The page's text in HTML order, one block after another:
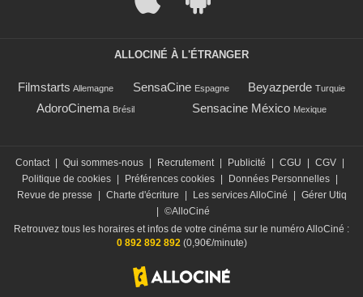
ALLOCINÉ À L'ÉTRANGER
Filmstarts Allemagne SensaCine Espagne Beyazperde Turquie
AdoroCinema Brésil Sensacine México Mexique
Contact Qui sommes-nous Recrutement Publicité CGU CGV
Politique de cookies
Préférences cookies Données Personnelles
Revue de presse
Charte d'écriture Les services AlloCiné
Gérer Utiq
©AlloCiné
Retrouvez tous les horaires et infos de votre cinéma sur le numéro AlloCiné :
0 892 892 892(0,90€/minute)